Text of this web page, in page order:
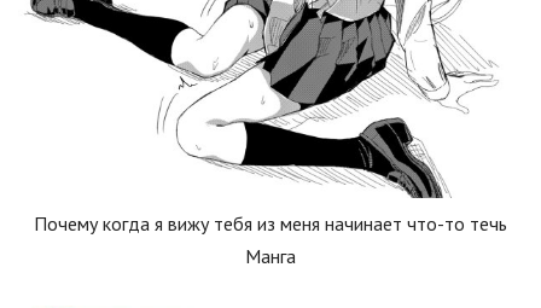
Почему когда я вижу тебя из меня начинает что-то течь
Манга